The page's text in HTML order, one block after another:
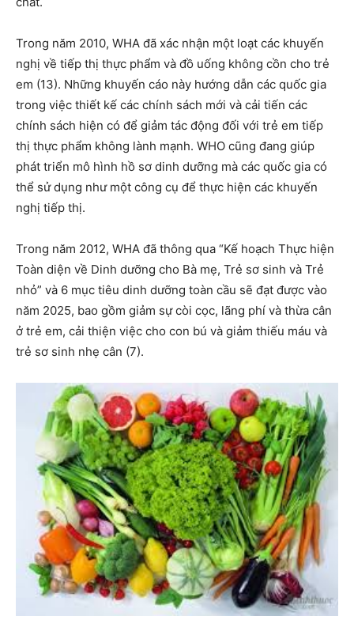
Trong năm 2010, WHA đã xác nhận một loạt các khuyến
nghị về tiếp thị thực phẩm và đồ uống không cồn cho trẻ
em (13). Những khuyến cáo này hướng dẫn các quốc gia
trong việc thiết kế các chính sách mới và cải tiến các
chính sách hiện có để giảm tác động đối với trẻ em tiếp
thị thực phẩm không lành mạnh. WHO cũng đang giúp
phát triển mô hình hồ sơ dinh dưỡng mà các quốc gia có
thể sử dụng như một công cụ để thực hiện các khuyến
nghị tiếp thị.
Trong năm 2012, WHA đã thông qua “Kế hoạch Thực hiện
Toàn diện về Dinh dưỡng cho Bà mẹ, Trẻ sơ sinh và Trẻ
nhỏ” và 6 mục tiêu dinh dưỡng toàn cầu sẽ đạt được vào
năm 2025, bao gồm giảm sự còi cọc, lãng phí và thừa cân
ở trẻ em, cải thiện việc cho con bú và giảm thiếu máu và
trẻ sơ sinh nhẹ cân (7).